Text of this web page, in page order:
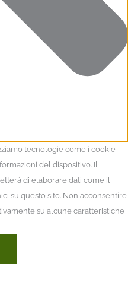
tecnologie come i cookie
del dispositivo. Il
di elaborare dati come il
su questo sito. Non acconsentire
su alcune caratteristiche